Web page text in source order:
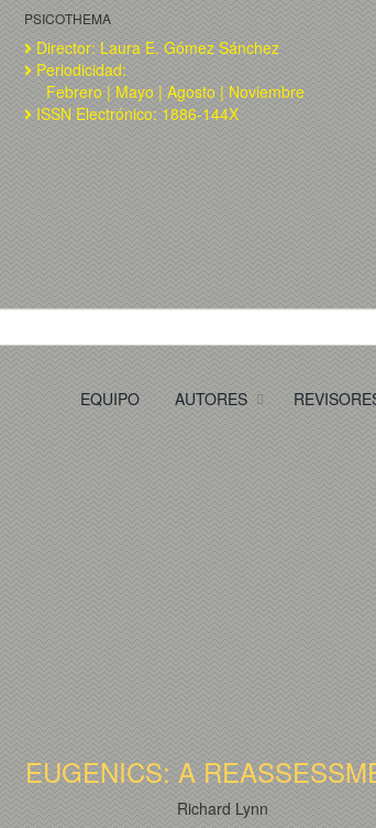
PSICOTHEMA
Director: Laura E. Gómez Sánchez
Periodicidad:
Febrero | Mayo | Agosto | Noviembre
ISSN Electrónico: 1886-144X
EQUIPO AUTORES
EUGENICS: A
Richard Lynn